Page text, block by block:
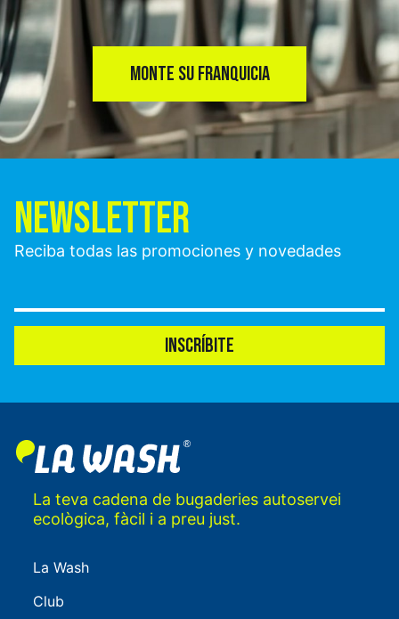
MONTE SU FRANQUICIA
NEWSLETTER
Reciba todas las promociones y novedades
INSCRÍBITE
La teva cadena de bugaderies autoservei
ecològica, fàcil i a preu just.
La Wash
Club